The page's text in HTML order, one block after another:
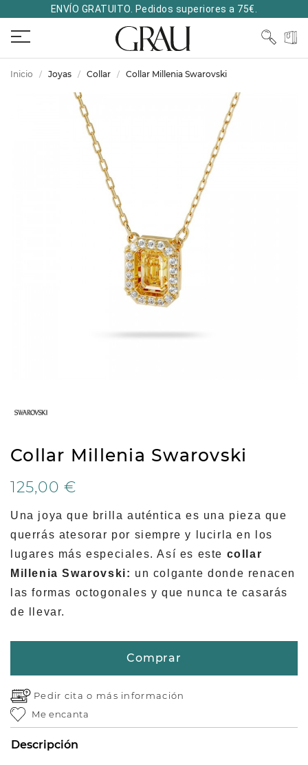
ENVÍO GRATUITO. Pedidos superiores a 75€.
Inicio Joyas Collar Collar Millenia Swarovski
Collar Millenia Swarovski
125,00 €
Una joya que brilla auténtica es una pieza que
querrás atesorar por siempre y lucirla en los
lugares más especiales. Así es este collar
Millenia Swarovski: un colgante donde renacen
las formas octogonales y que nunca te casarás
de llevar.
Comprar
Pedir cita o más información
Me encanta
Descripción